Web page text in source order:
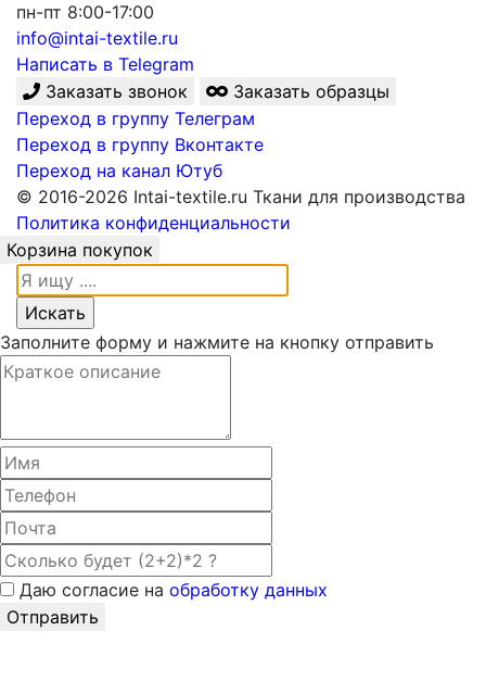
пн-пт 8:00-17:00
info@intai-textile.ru
Написать в Telegram
Заказать звонок
Заказать образцы
Переход в группу Телеграм
Переход в группу Вконтакте
Переход на канал Ютуб
© 2016-2026 Intai-textile.ru Ткани для производства
Политика конфиденциальности
Корзина покупок
Заполните форму и нажмите на кнопку отправить
Даю согласие на обработку данных
Отправить